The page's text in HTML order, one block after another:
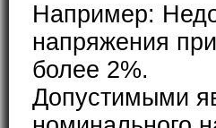
Например:
напряжения
более 2%.
Допустимыми